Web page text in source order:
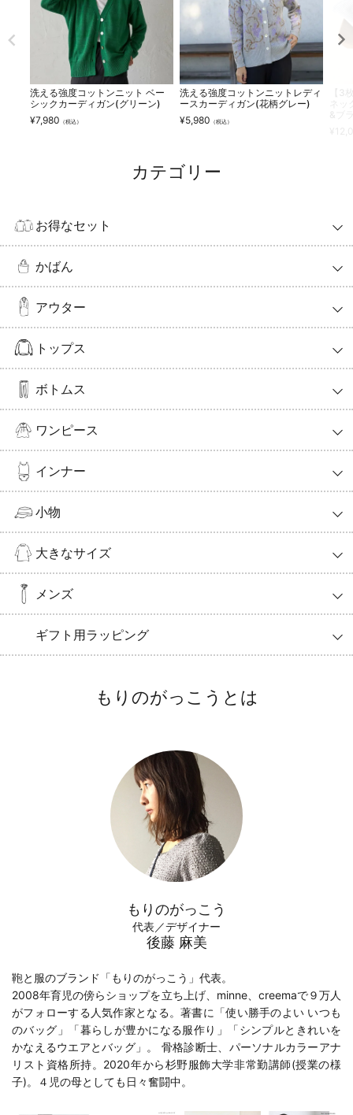
洗える強度コットンニット ベー
シックカーディガン(グリーン)
¥7,980 （税込）
洗える強度コットンニットレディ
ースカーディガン(花柄グレー)
¥5,980 （税込）
カテゴリー
お得なセット
かばん
アウター
トップス
ボトムス
ワンピース
インナー
小物
大きなサイズ
メンズ
ギフト用ラッピング
もりのがっこうとは
もりのがっこう
代表／デザイナー
後藤 麻美
鞄と服のブランド「もりのがっこう」代表。
2008年育児の傍らショップを立ち上げ、minne、creemaで９万人
がフォローする人気作家となる。著書に「使い勝手のよい いつも
のバッグ 」「暮らしが豊かになる服作り 」「シンプルときれいを
かなえるウエアとバッグ 」。 骨格診断士、パーソナルカラーアナ
リスト資格所持。2020年から杉野服飾大学非常勤講師(授業の様
子)。４児の母としても日々奮闘中。